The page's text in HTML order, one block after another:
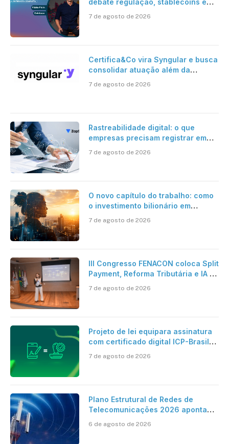
debate regulação, stablecoins e
7 de agosto de 2026
Certifica&Co vira Syngular e busca
consolidar atuação além da
7 de agosto de 2026
Rastreabilidade digital: o que
empresas precisam registrar em
7 de agosto de 2026
O novo capítulo do trabalho: como
o investimento bilionário em
verdadeira era da inteligência
7 de agosto de 2026
III Congresso FENACON coloca Split
Payment, Reforma Tributária e IA no
7 de agosto de 2026
Projeto de lei equipara assinatura
com certificado digital ICP-Brasil
cartório
7 de agosto de 2026
Plano Estrutural de Redes de
Telecomunicações 2026 aponta
mantém desafio
6 de agosto de 2026